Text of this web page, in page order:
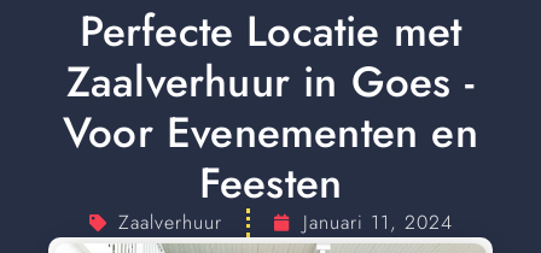
Perfecte Locatie met
Zaalverhuur in Goes -
Voor Evenementen en
Feesten
Zaalverhuur Januari 11, 2024